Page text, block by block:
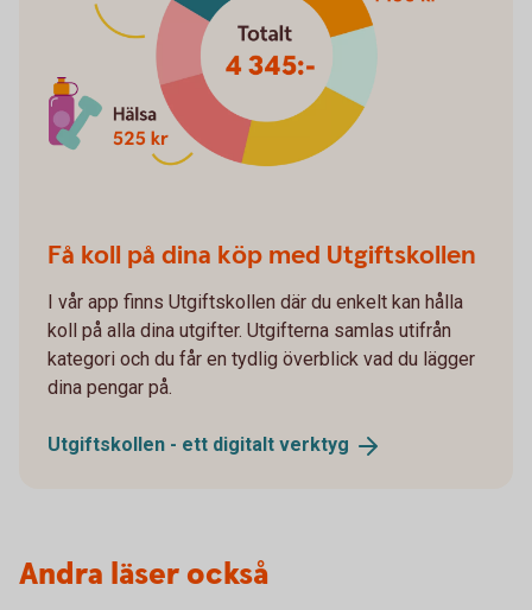
Få koll på dina köp med Utgiftskollen
I vår app finns Utgiftskollen där du enkelt kan hålla
koll på alla dina utgifter. Utgifterna samlas utifrån
kategori och du får en tydlig överblick vad du lägger
dina pengar på.
Utgiftskollen - ett digitalt verktyg
Andra läser också